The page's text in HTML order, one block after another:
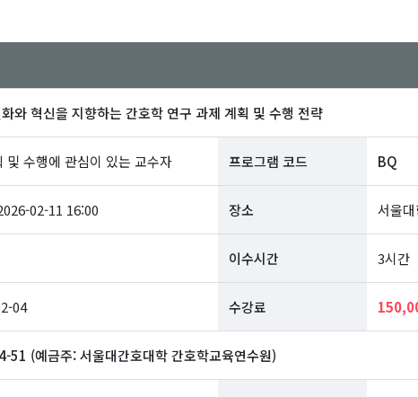
와 혁신을 지향하는 간호학 연구 과제 계획 및 수행 전략
및 수행에 관심이 있는 교수자 프로그램 코드 BQ
02-11 16:00 장소 서울
이수시간 3시간
04 수강료
(예금주: 서울대간호대학 간호학교육연수원)